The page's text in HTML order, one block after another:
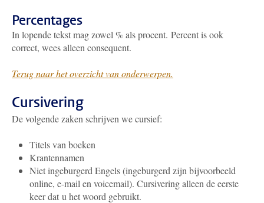
Percentages
In lopende tekst mag zowel % als procent. Percent is ook
correct, wees alleen consequent.
Terug naar het overzicht van onderwerpen.
Cursivering
De volgende zaken schrijven we cursief:
Titels van boeken
Krantennamen
Niet ingeburgerd Engels (ingeburgerd zijn bijvoorbeeld
online, e-mail en voicemail). Cursivering alleen de eerste
keer dat u het woord gebruikt.